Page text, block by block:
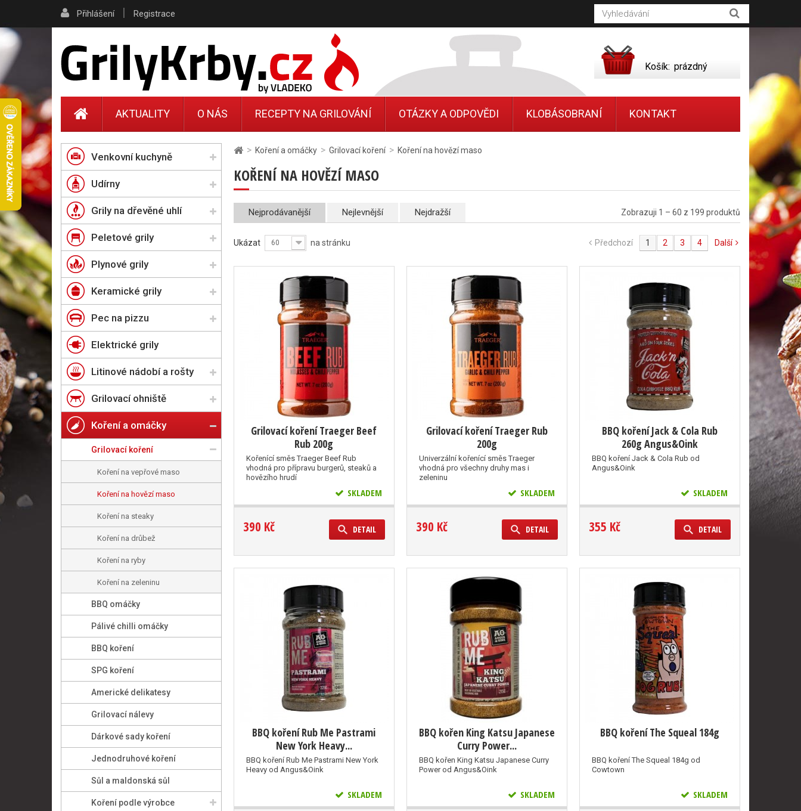
> Koření a omáčky > Grilovací koření > Koření na hovězí maso
KOŘENÍ NA HOVĚZÍ MASO
Nejprodávanější Nejlevnější Nejdražší Zobrazuji 1 – 60 z 199 produktů
Ukázat 60 na stránku Předchozí 1 2 3 4 Další
Grilovací koření Traeger Beef
Rub 200g
Kořenící směs Traeger Beef Rub
vhodná pro přípravu burgerů, steaků a
hovězího hrudí
SKLADEM
390 Kč DETAIL
Grilovací koření Traeger Rub
200g
Univerzální kořenící směs Traeger
vhodná pro všechny druhy mas i
zeleninu
SKLADEM
390 Kč DETAIL
BBQ koření Jack & Cola Rub
260g Angus&Oink
BBQ koření Jack & Cola Rub od
Angus&Oink
SKLADEM
355 Kč DETAIL
BBQ koření Rub Me Pastrami
New York Heavy...
BBQ koření Rub Me Pastrami New York
Heavy od Angus&Oink
SKLADEM
BBQ kořen King Katsu Japanese
Curry Power...
BBQ kořen King Katsu Japanese Curry
Power od Angus&Oink
SKLADEM
BBQ koření The Squeal 184g
BBQ koření The Squeal 184g od
Cowtown
SKLADEM
Venkovní kuchyně
Udírny
Grily na dřevěné uhlí
Peletové grily
Plynové grily
Keramické grily
Pec na pizzu
Elektrické grily
Litinové nádobí a rošty
Grilovací ohniště
Koření a omáčky
Grilovací koření
Koření na vepřové maso
Koření na hovězí maso
Koření na steaky
Koření na drůbež
Koření na ryby
Koření na zeleninu
BBQ omáčky
Pálivé chilli omáčky
BBQ koření
SPG koření
Americké delikatesy
Grilovací nálevy
Dárkové sady koření
Jednodruhové koření
Sůl a maldonská sůl
Koření podle výrobce
Přihlášení | Registrace
Košík: prázdný
AKTUALITY O NÁS RECEPTY NA GRILOVÁNÍ OTÁZKY A ODPOVĚDI KLOBÁSOBRANÍ KONTAKT